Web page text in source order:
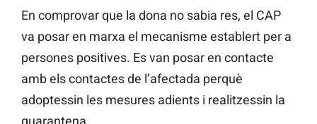
En comprovar que la dona no sabia res, el CAP
va posar en marxa el mecanisme establert per a
persones positives. Es van posar en contacte
amb els contactes de l’afectada perquè
adoptessin les mesures adients i realitzessin la
quarantena.